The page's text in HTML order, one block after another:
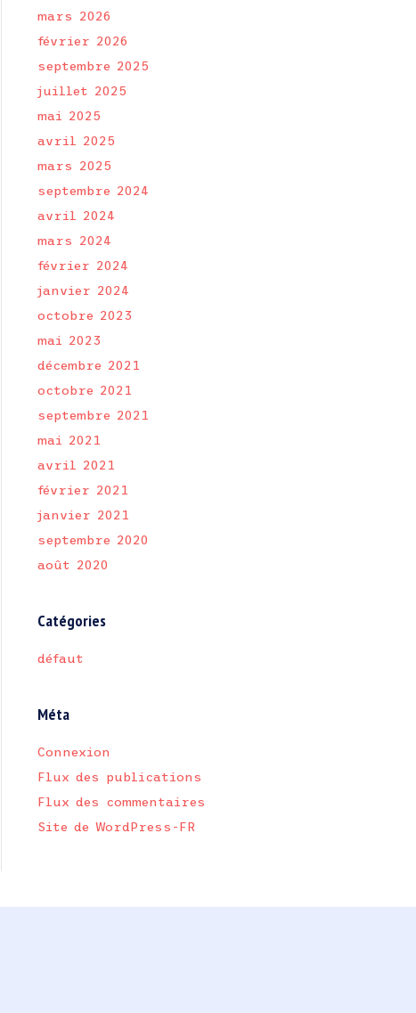
mars 2026
février 2026
septembre 2025
juillet 2025
mai 2025
avril 2025
mars 2025
septembre 2024
avril 2024
mars 2024
février 2024
janvier 2024
octobre 2023
mai 2023
décembre 2021
octobre 2021
septembre 2021
mai 2021
avril 2021
février 2021
janvier 2021
septembre 2020
août 2020
Catégories
défaut
Méta
Connexion
Flux des publications
Flux des commentaires
Site de WordPress-FR